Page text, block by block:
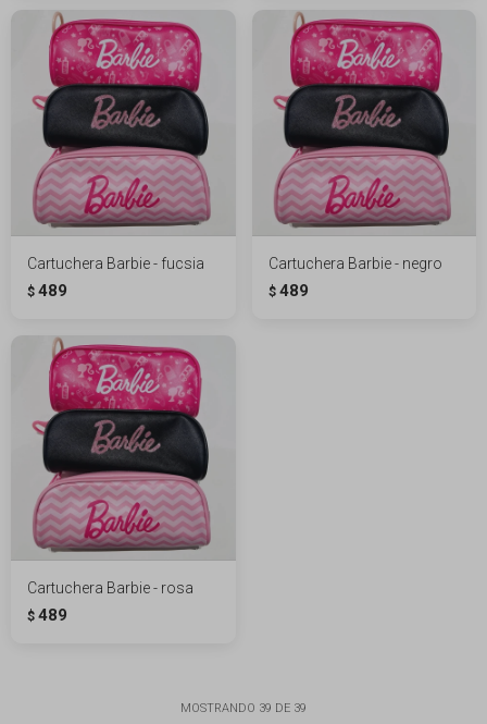
Cartuchera Barbie - fucsia
$ 489
Cartuchera Barbie - negro
$ 489
Cartuchera Barbie - rosa
$ 489
MOSTRANDO 39 DE 39